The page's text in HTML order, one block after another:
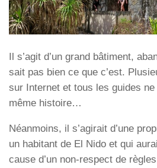
Il s’agit d’un grand bâtiment,
sait pas bien ce que c’est.
sur Internet et tous les guides
même histoire…
Néanmoins, il s’agirait d’une
un habitant de El Nido et qui
cause d’un non-respect de